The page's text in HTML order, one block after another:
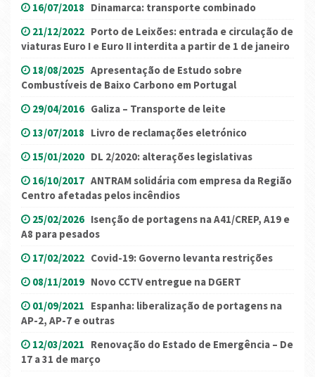
16/07/2018 Dinamarca: transporte combinado
21/12/2022 Porto de Leixões: entrada e circulação de
viaturas Euro I e Euro II interdita a partir de 1 de janeiro
18/08/2025 Apresentação de Estudo sobre
Combustíveis de Baixo Carbono em Portugal
29/04/2016 Galiza – Transporte de leite
13/07/2018 Livro de reclamações eletrónico
15/01/2020 DL 2/2020: alterações legislativas
16/10/2017 ANTRAM solidária com empresa da Região
Centro afetadas pelos incêndios
25/02/2026 Isenção de portagens na A41/CREP, A19 e
A8 para pesados
17/02/2022 Covid-19: Governo levanta restrições
08/11/2019 Novo CCTV entregue na DGERT
01/09/2021 Espanha: liberalização de portagens na
AP-2, AP-7 e outras
12/03/2021 Renovação do Estado de Emergência – De
17 a 31 de março